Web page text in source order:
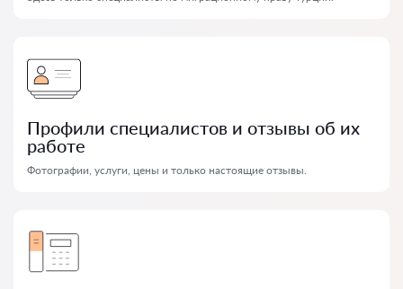
Профили специалистов и отзывы об их
работе
Фотографии, услуги, цены и только настоящие отзывы.